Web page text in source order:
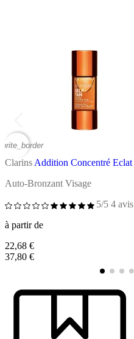
Clarins Addition Concentré Eclat
Auto-Bronzant Visage
5/5 4 avis
à partir de
22,68 €
37,80 €